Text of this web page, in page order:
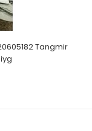
Tangmir